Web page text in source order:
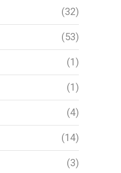
(32)
(53)
(1)
(1)
(4)
(14)
(3)